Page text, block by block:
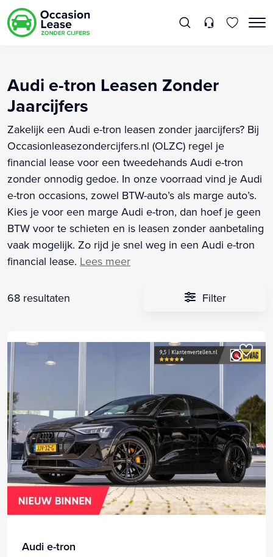
Audi e-tron Leasen Zonder
Jaarcijfers
Zakelijk een Audi e-tron leasen zonder jaarcijfers? Bij
Occasionleasezondercijfers.nl (OLZC) regel je
financial lease voor een tweedehands Audi e-tron
zonder onnodig gedoe. In onze voorraad vind je Audi
e-tron occasions, zowel BTW-auto’s als marge auto’s.
Kies je voor een marge Audi e-tron, dan hoef je geen
BTW voor te schieten en is leasen zonder aanbetaling
vaak mogelijk. Zo rijd je snel weg in een Audi e-tron
financial lease. Lees meer
68 resultaten Filter
Audi e-tron